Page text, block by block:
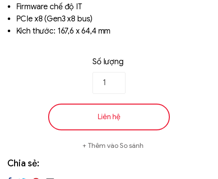
Firmware chế độ IT
PCIe x8 (Gen3 x8 bus)
Kích thước: 167,6 x 64,4 mm
Số lượng
Liên hệ
Thêm vào So sánh
Chia sẻ:
SK hynix - DRAM
- GDDR - GDDR6